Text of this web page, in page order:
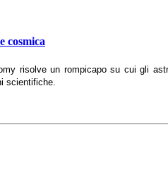
cosmica
risolve un rompicapo su cui gli
scientifiche.